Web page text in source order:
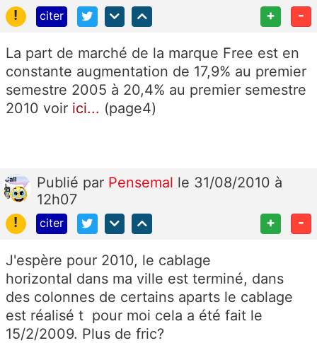
!
citer + -
La part de marché de la marque Free est en
constante augmentation de 17,9% au premier
semestre 2005 à 20,4% au premier semestre
2010 voir ici... (page4)
Publié par Pensemal le 31/08/2010 à
12h07
!
citer + -
J'espère pour 2010, le cablage
horizontal dans ma ville est terminé, dans
des colonnes de certains aparts le cablage
est réalisé t pour moi cela a été fait le
15/2/2009. Plus de fric?